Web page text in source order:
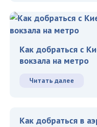
Как добраться с
вокзала на метро
Читать далее
Как добраться в